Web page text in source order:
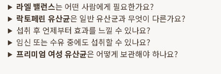
라엘 밸런스는 어떤 사람에게 필요한가요?
락토페린 유산균은 일반 유산균과 무엇이 다른가요?
섭취 후 언제부터 효과를 느낄 수 있나요?
임신 또는 수유 중에도 섭취할 수 있나요?
프리미엄 여성 유산균은 어떻게 보관해야 하나요?